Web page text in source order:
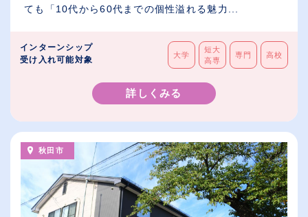
ても「10代から60代までの個性溢れる魅力...
インターンシップ
受け入れ可能対象
大学
短大
高専
専門 高校
詳しくみる
秋田市